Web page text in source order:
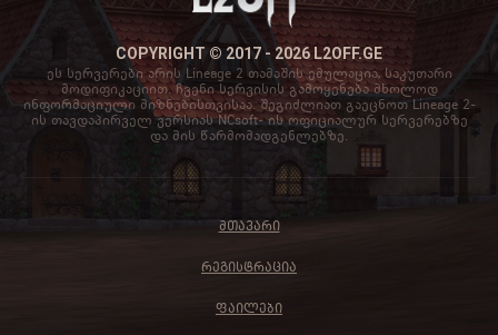
COPYRIGHT © 2017 - 2026 L2OFF.GE
ეს სერვერები არის Lineage 2 თამაშის ემულაცია, საკუთარი
მოდიფიკაციით. ჩვენი სერვისის გამოყენება მხოლოდ
ინფორმაციული მიზნებისთვისაა. შეგიძლიათ გაეცნოთ Lineage 2-
ის თავდაპირველ ვერსიას NCsoft- ის ოფიციალურ სერვერებზე
და მის წარმომადგენლებზე.
ᲛᲗᲐᲕᲐᲠᲘ
ᲠᲔᲒᲘᲡᲢᲠᲐᲪᲘᲐ
ᲤᲐᲘᲚᲔᲑᲘ